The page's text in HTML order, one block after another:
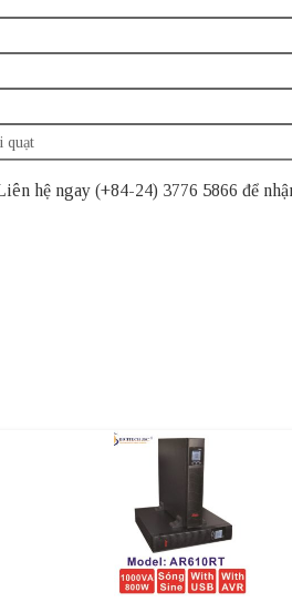
quạt
hệ ngay (+84-24) 3776 5866 để